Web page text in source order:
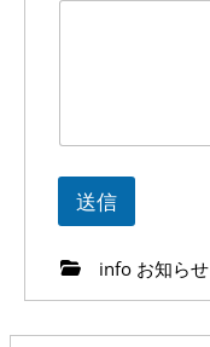
送信
info お知らせ